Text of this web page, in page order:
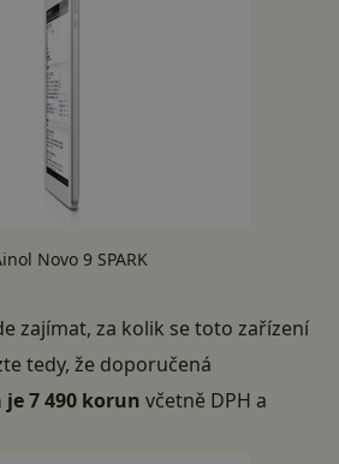
Novo 9 SPARK
zajímat, za kolik se toto zařízení
tedy, že doporučená
je 7 490 korun včetně DPH a